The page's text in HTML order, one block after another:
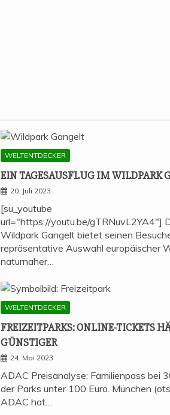
WELTENTDECKER
EIN TAGES­AUS­FLUG IM WILD­PARK
20. Juli 2023
[su_youtube
url="https://youtu.be/gTRNuvL2YA4"]
Wildpark Gangelt bietet seinen
repräsentative Auswahl europäischer
naturnaher…
WELTENTDECKER
FREI­ZEIT­PARKS: ONLINE-TICKETS
GÜNSTIGER
24. Mai 2023
ADAC Preisanalyse: Familienpass bei
der Parks unter 100 Euro. München
ADAC hat…